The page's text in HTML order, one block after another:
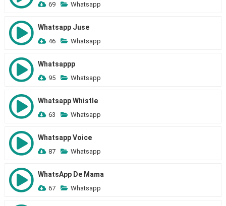
69 Whatsapp
Whatsapp Juse
46 Whatsapp
Whatsappp
95 Whatsapp
Whatsapp Whistle
63 Whatsapp
Whatsapp Voice
87 Whatsapp
WhatsApp De Mama
67 Whatsapp